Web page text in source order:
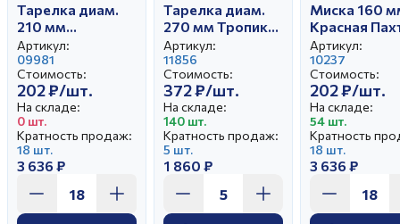
Тарелка диам.
210 мм
Подсолнухи
Артикул:
09981
Стоимость:
202 ₽/шт.
На складе:
0 шт.
Кратность продаж:
18 шт.
3 636 ₽
Тарелка диам.
270 мм Тропики
керамика
Артикул:
11856
Стоимость:
372 ₽/шт.
На складе:
140 шт.
Кратность продаж:
5 шт.
1 860 ₽
Миска 160
Красная
Артикул:
10237
Стоимость:
202 ₽/шт.
На складе:
54 шт.
Кратность
18 шт.
3 636 ₽